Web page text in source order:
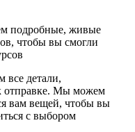
подробные, живые
чтобы вы смогли
все детали,
отправке. Мы можем
вам вещей, чтобы вы
с выбором